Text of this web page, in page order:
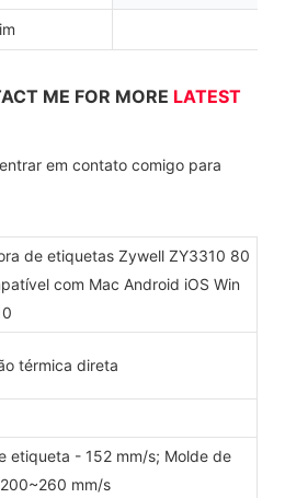
ME FOR MORE LATEST
em contato comigo para
de etiquetas Zywell ZY3310 80
com Mac Android iOS Win
térmica direta
etiqueta - 152 mm/s; Molde de
mm/s